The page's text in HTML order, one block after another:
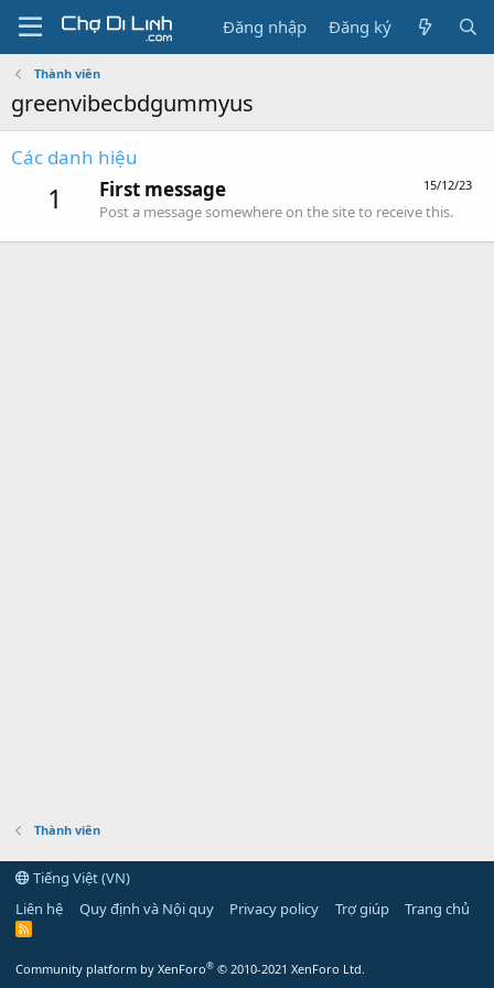
Đăng nhập Đăng ký
Thành viên
greenvibecbdgummyus
Các danh hiệu
1 15/12/23
First message
Post a message somewhere on the site to receive this.
Thành viên
Tiếng Việt (VN)
Liên hệ
Quy định và Nội quy Privacy policy Trợ giúp Trang chủ
R
Community platform by XenForo® © 2010-2021 XenForo Ltd.